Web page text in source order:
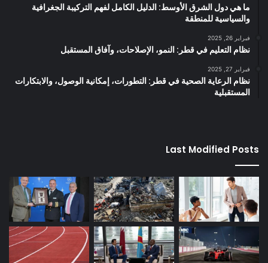
ما هي دول الشرق الأوسط: الدليل الكامل لفهم التركيبة الجغرافية
والسياسية للمنطقة
فبراير 26, 2025
نظام التعليم في قطر: النمو، الإصلاحات، وآفاق المستقبل
فبراير 27, 2025
نظام الرعاية الصحية في قطر: التطورات، إمكانية الوصول، والابتكارات
المستقبلية
Last Modified Posts